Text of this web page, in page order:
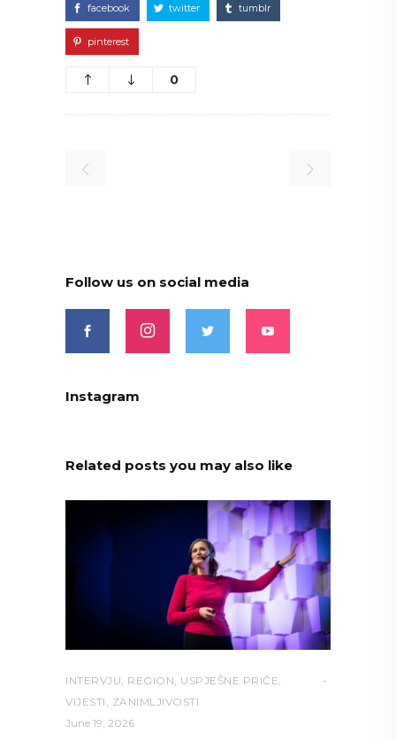
facebook twitter tumblr
pinterest
0
Follow us on social media
Instagram
Related posts you may also like
INTERVJU REGION USPJEŠNE PRIČE
VIJESTI
ZANIMLJIVOSTI
June 19, 2026